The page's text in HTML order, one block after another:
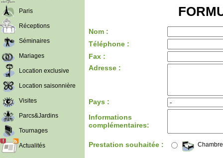
Paris
Réceptions
Séminaires
Mariages
Location exclusive
Location saisonnière
Visites
Parcs&Jardins
Tournages
Actualités
Nom :
Téléphone :
Fax :
Adresse :
Pays :
Informations
complémentaires:
Prestation souhaitée :